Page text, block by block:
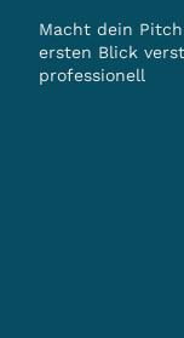
Macht dein
ersten Blick
professionell